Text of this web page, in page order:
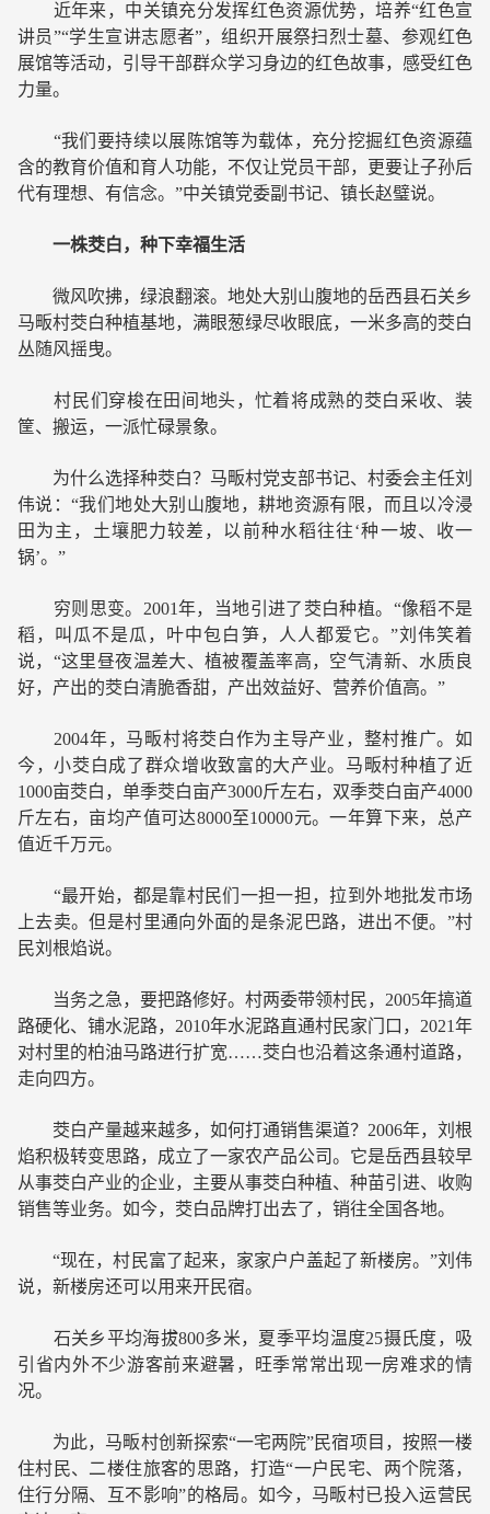
近年来，中关镇充分发挥红色资源优势，培养“红色宣
讲员”“学生宣讲志愿者”，组织开展祭扫烈士墓、参观红色
展馆等活动，引导干部群众学习身边的红色故事，感受红色
力量。
“我们要持续以展陈馆等为载体，充分挖掘红色资源蕴
含的教育价值和育人功能，不仅让党员干部，更要让子孙后
代有理想、有信念。”中关镇党委副书记、镇长赵璧说。
一株茭白，种下幸福生活
微风吹拂，绿浪翻滚。地处大别山腹地的岳西县石关乡
马畈村茭白种植基地，满眼葱绿尽收眼底，一米多高的茭白
丛随风摇曳。
村民们穿梭在田间地头，忙着将成熟的茭白采收、装
筐、搬运，一派忙碌景象。
为什么选择种茭白？马畈村党支部书记、村委会主任刘
伟说：“我们地处大别山腹地，耕地资源有限，而且以冷浸
田为主，土壤肥力较差，以前种水稻往往‘种一坡、收一
锅’。”
穷则思变。2001年，当地引进了茭白种植。“像稻不是
稻，叫瓜不是瓜，叶中包白笋，人人都爱它。”刘伟笑着
说，“这里昼夜温差大、植被覆盖率高，空气清新、水质良
好，产出的茭白清脆香甜，产出效益好、营养价值高。”
2004年，马畈村将茭白作为主导产业，整村推广。如
今，小茭白成了群众增收致富的大产业。马畈村种植了近
1000亩茭白，单季茭白亩产3000斤左右，双季茭白亩产4000
斤左右，亩均产值可达8000至10000元。一年算下来，总产
值近千万元。
“最开始，都是靠村民们一担一担，拉到外地批发市场
上去卖。但是村里通向外面的是条泥巴路，进出不便。”村
民刘根焰说。
当务之急，要把路修好。村两委带领村民，2005年搞道
路硬化、铺水泥路，2010年水泥路直通村民家门口，2021年
对村里的柏油马路进行扩宽……茭白也沿着这条通村道路，
走向四方。
茭白产量越来越多，如何打通销售渠道？2006年，刘根
焰积极转变思路，成立了一家农产品公司。它是岳西县较早
从事茭白产业的企业，主要从事茭白种植、种苗引进、收购
销售等业务。如今，茭白品牌打出去了，销往全国各地。
“现在，村民富了起来，家家户户盖起了新楼房。”刘伟
说，新楼房还可以用来开民宿。
石关乡平均海拔800多米，夏季平均温度25摄氏度，吸
引省内外不少游客前来避暑，旺季常常出现一房难求的情
况。
为此，马畈村创新探索“一宅两院”民宿项目，按照一楼
住村民、二楼住旅客的思路，打造“一户民宅、两个院落，
住行分隔、互不影响”的格局。如今，马畈村已投入运营民